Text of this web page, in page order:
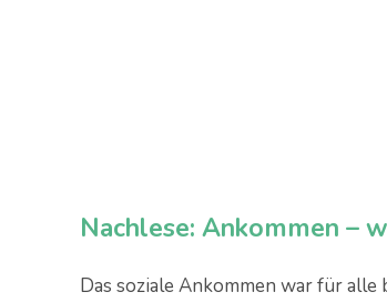
Nachlese: Ankommen –
Das soziale Ankommen war für